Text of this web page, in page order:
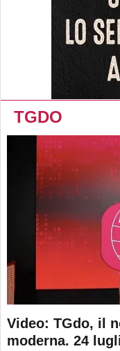
TGDO
Video: TGdo, il
moderna. 24